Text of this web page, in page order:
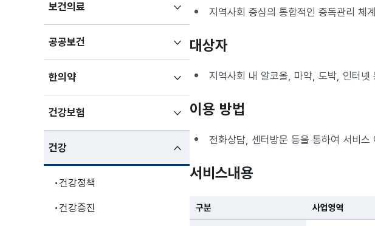
보건의료
펼치기
공공보건
펼치기
한의약하위메뉴
펼치기
건강보험
펼치기
건강하위메뉴
펼친상태
건강정책
건강증진
지역사회 중심의 통합적인 중독관리 체
대상자
지역사회 내 알코올, 마약, 도박, 인터
이용 방법
전화상담, 센터방문 등을 통하여 서비스
서비스내용
구분 사업영역